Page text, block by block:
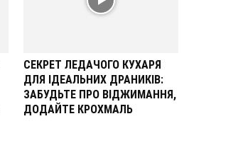
СЕКРЕТ ЛЕДАЧОГО КУХАРЯ
ДЛЯ ІДЕАЛЬНИХ ДРАНИКІВ:
ЗАБУДЬТЕ ПРО ВІДЖИМАННЯ,
ДОДАЙТЕ КРОХМАЛЬ